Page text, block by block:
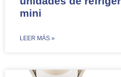
mini
​LEER MÁS »